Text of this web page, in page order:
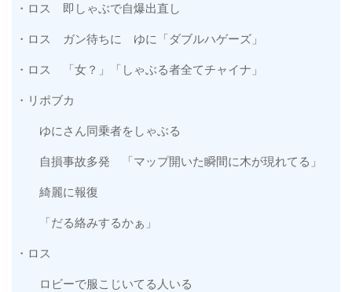
・ロス 即しゃぶで自爆出直し
・ロス ガン待ちに ゆに「ダブルハゲーズ」
・ロス 「女？」「しゃぶる者全てチャイナ」
・リポブカ
ゆにさん同乗者をしゃぶる
自損事故多発 「マップ開いた瞬間に木が現れてる」
綺麗に報復
「だる絡みするかぁ」
・ロス
ロビーで服こじいてる人いる